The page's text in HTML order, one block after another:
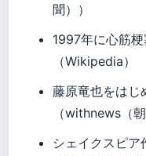
聞））
1997年に心筋
（Wikipedia）
藤原竜也をはじ
（withnews（
シェイクスピア